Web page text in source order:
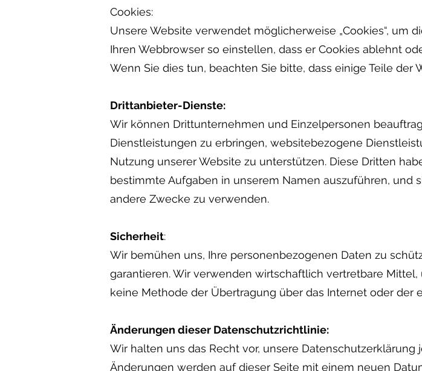
Cookies:
Unsere Website verwendet möglicherweise „Cookies“, um
Ihren Webbrowser so einstellen, dass er Cookies ablehnt
Wenn Sie dies tun, beachten Sie bitte, dass einige Teile
Drittanbieter-Dienste:
Wir können Drittunternehmen und Einzelpersonen
Dienstleistungen zu erbringen, websitebezogene
Nutzung unserer Website zu unterstützen. Diese Dritten
bestimmte Aufgaben in unserem Namen auszuführen,
andere Zwecke zu verwenden.
Sicherheit:
Wir bemühen uns, Ihre personenbezogenen Daten zu
garantieren. Wir verwenden wirtschaftlich vertretbare
keine Methode der Übertragung über das Internet oder der
Änderungen dieser Datenschutzrichtlinie:
Wir halten uns das Recht vor, unsere
Änderungen werden auf dieser Seite mit einem neuen